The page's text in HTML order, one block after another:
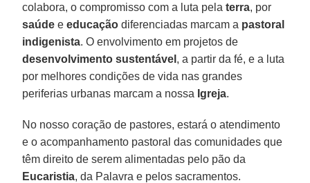
colabora, o compromisso com a luta pela terra, por
saúdee educação diferenciadas marcam a pastoral
indigenista. O envolvimento em projetos de
desenvolvimento sustentável , a partir da fé, e a luta
por melhores condições de vida nas grandes
periferias urbanas marcam a nossa Igreja.
No nosso coração de pastores, estará o atendimento
e o acompanhamento pastoral das comunidades que
têm direito de serem alimentadas pelo pão da
Eucaristia, da Palavra e pelos sacramentos.